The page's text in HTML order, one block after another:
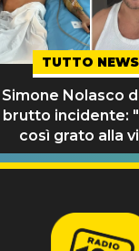
TUTTO NEWS
Simone Nolasco
brutto incidente:
così grato alla